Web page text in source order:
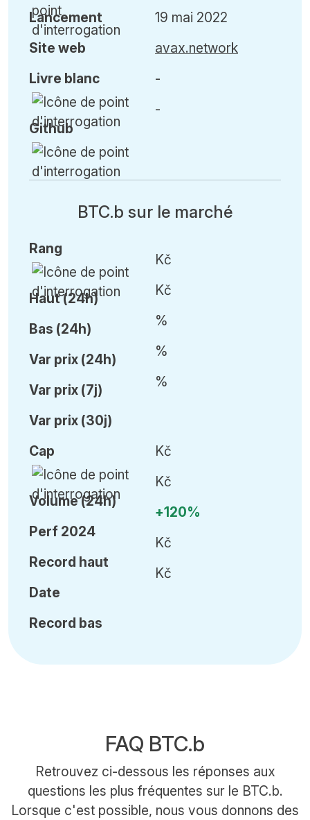
Lancement
Site web
Livre blanc
Github
19 mai 2022
avax.network
-
-
BTC.b sur le marché
Rang
Haut (24h)
Bas (24h)
Var prix (24h)
Var prix (7j)
Var prix (30j)
Kč
Kč
%
%
%
Cap
Volume (24h)
Perf 2024
Record haut
Date
Record bas
Kč
Kč
+120%
Kč
Kč
FAQ BTC.b
Retrouvez ci-dessous les réponses aux
questions les plus fréquentes sur le BTC.b.
Lorsque c'est possible, nous vous donnons des